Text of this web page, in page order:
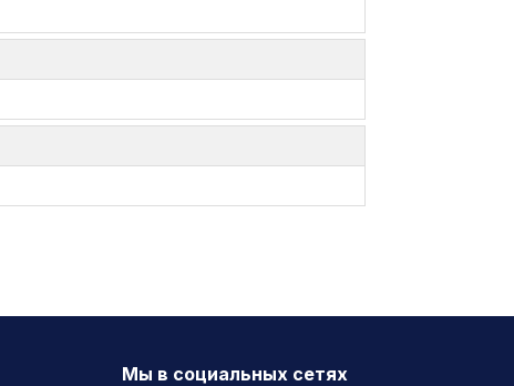
Мы в социальных сетях